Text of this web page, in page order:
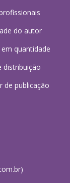
do autor
quantidade
distribuição
de publicação